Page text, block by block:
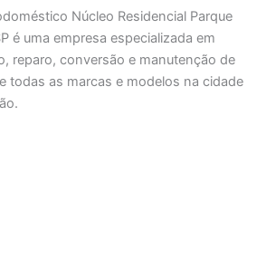
Núcleo Residencial Parque
é uma empresa especializada em
reparo, conversão e manutenção de
todas as marcas e modelos na cidade